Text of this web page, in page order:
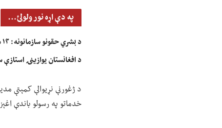
په دې اړه نور ولولئ...
د بشري حقونو سازمانونه: ۱۴ هېوادونو له ملګرو ملتونو وغوښتل، چې جنسیتي توپير د جرم په توګه وپېژني
د افغانستان یوازینۍ
د ژغورنې نړیوالې کمېتې
خدماتو په رسولو باندې